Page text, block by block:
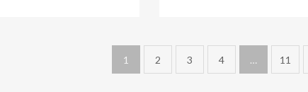
1 2 3 4 … 11